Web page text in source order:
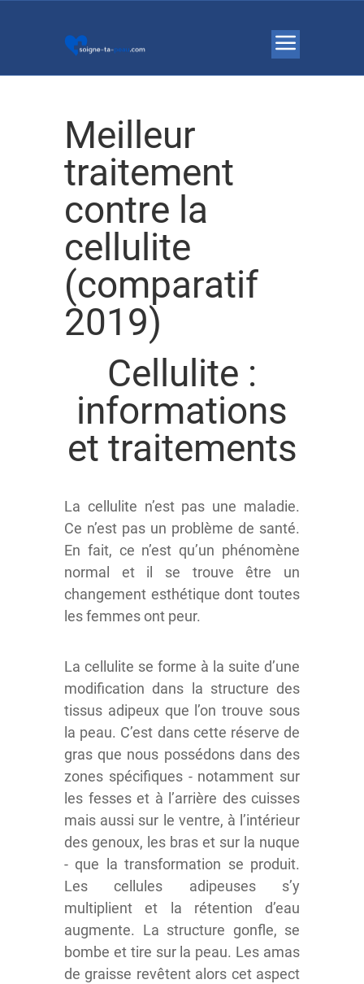
Meilleur
traitement
contre la
cellulite
(comparatif
2019)
Cellulite :
informations
et traitements
La cellulite n’est pas une maladie.
Ce n’est pas un problème de santé.
En fait, ce n’est qu’un phénomène
normal et il se trouve être un
changement esthétique dont toutes
les femmes ont peur.
La cellulite se forme à la suite d’une
modification dans la structure des
tissus adipeux que l’on trouve sous
la peau. C’est dans cette réserve de
gras que nous possédons dans des
zones spécifiques - notamment sur
les fesses et à l’arrière des cuisses
mais aussi sur le ventre, à l’intérieur
des genoux, les bras et sur la nuque
- que la transformation se produit.
Les cellules adipeuses s’y
multiplient et la rétention d’eau
augmente. La structure gonfle, se
bombe et tire sur la peau. Les amas
de graisse revêtent alors cet aspect